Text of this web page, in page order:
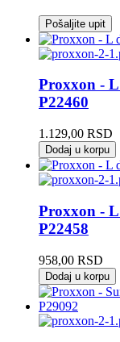
Pošaljite upit
Proxxon -
P22460
1.129,00 RSD
Dodaj u korpu
Proxxon -
P22458
958,00 RSD
Dodaj u korpu